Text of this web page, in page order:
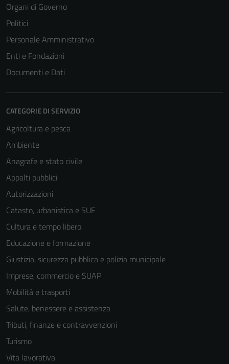
Organi di Governo
Politici
Personale Amministrativo
Enti e Fondazioni
Documenti e Dati
CATEGORIE DI SERVIZIO
Agricoltura e pesca
Ambiente
Anagrafe e stato civile
Appalti pubblici
Autorizzazioni
Catasto, urbanistica e SUE
Cultura e tempo libero
Educazione e formazione
Giustizia, sicurezza pubblica e polizia municipale
Imprese, commercio e SUAP
Mobilità e trasporti
Salute, benessere e assistenza
Tributi, finanze e contravvenzioni
Turismo
Vita lavorativa